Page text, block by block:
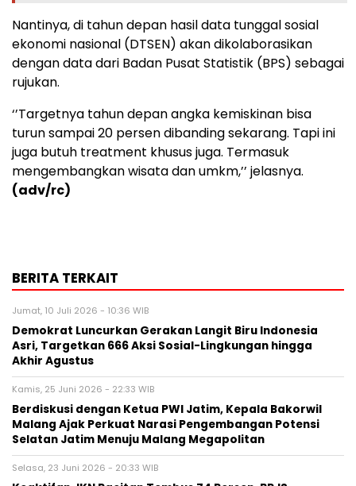
Nantinya, di tahun depan hasil data tunggal sosial
ekonomi nasional (DTSEN) akan dikolaborasikan
dengan data dari Badan Pusat Statistik (BPS) sebagai
rujukan.
‘’Targetnya tahun depan angka kemiskinan bisa
turun sampai 20 persen dibanding sekarang. Tapi ini
juga butuh treatment khusus juga. Termasuk
mengembangkan wisata dan umkm,’’ jelasnya.
(adv/rc)
BERITA TERKAIT
Jumat, 10 Juli 2026 - 10:36 WIB
Demokrat Luncurkan Gerakan Langit Biru Indonesia
Asri, Targetkan 666 Aksi Sosial-Lingkungan hingga
Akhir Agustus
Kamis, 25 Juni 2026 - 22:33 WIB
Berdiskusi dengan Ketua PWI Jatim, Kepala Bakorwil
Malang Ajak Perkuat Narasi Pengembangan Potensi
Selatan Jatim Menuju Malang Megapolitan
Selasa, 23 Juni 2026 - 20:33 WIB